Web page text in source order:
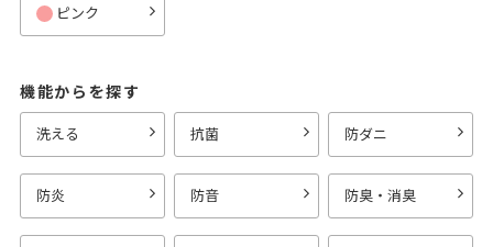
ピンク
機能からを探す
洗える 抗菌 防ダニ
防炎 防音 防臭・消臭